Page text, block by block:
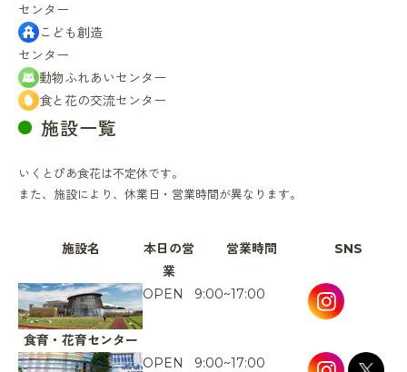
センター
こども創造
センター
動物ふれあいセンター
食と花の交流センター
施設一覧
いくとぴあ食花は不定休です。
また、施設により、休業日・営業時間が異なります。
施設名
本日の営
業
営業時間 SNS
食育・花育センター
OPEN 9:00~17:00
OPEN 9:00~17:00